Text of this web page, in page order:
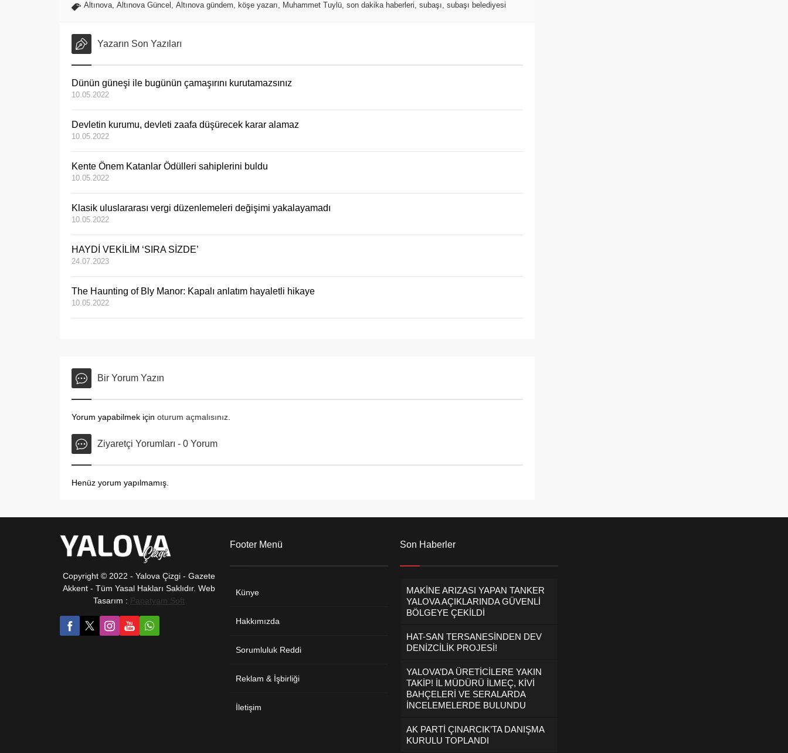
Altınova, Altınova Güncel , Altınova gündem, köşe yazarı, Muhammet Tuylü, son dakika haberleri, subaşı, subaşı belediyesi
Yazarın Son Yazıları
Dünün güneşi ile bugünün çamaşırını kurutamazsınız
10.05.2022
Devletin kurumu, devleti zaafa düşürecek karar alamaz
10.05.2022
Kente Önem Katanlar Ödülleri sahiplerini buldu
10.05.2022
Klasik uluslararası vergi düzenlemeleri değişimi yakalayamadı
10.05.2022
HAYDİ VEKİLİM ‘SIRA SİZDE’
24.07.2023
The Haunting of Bly Manor: Kapalı anlatım hayaletli hikaye
10.05.2022
Bir Yorum Yazın
Yorum yapabilmek için oturum açmalısınız.
Ziyaretçi Yorumları - 0 Yorum
Henüz yorum yapılmamış.
Copyright © 2022 - Yalova Çizgi - Gazete
Akkent - Tüm Yasal Hakları Saklıdır. Web
Tasarım : Papatyam Soft
Footer Menü
Künye
Hakkımızda
Sorumluluk Reddi
Reklam & İşbirliği
İletişim
Son Haberler
MAKİNE ARIZASI YAPAN TANKER
YALOVA AÇIKLARINDA GÜVENLİ
BÖLGEYE ÇEKİLDİ
HAT-SAN TERSANESİNDEN DEV
DENİZCİLİK PROJESİ!
YALOVA’DA ÜRETİCİLERE YAKIN
TAKİP! İL MÜDÜRÜ İLMEÇ, KİVİ
BAHÇELERİ VE SERALARDA
İNCELEMELERDE BULUNDU
AK PARTİ ÇINARCIK’TA DANIŞMA
KURULU TOPLANDI